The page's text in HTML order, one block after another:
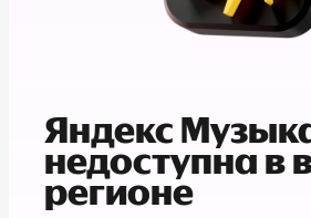
Яндекс
недоступна в
регионе